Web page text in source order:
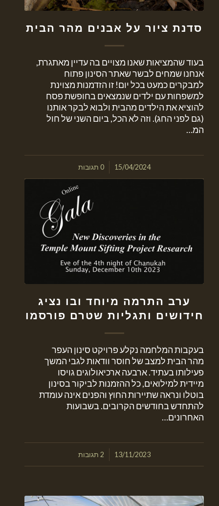
סדנת ציור על אבנים מהר הבית
בעוד שהמציאות שאנו מצויים בה עדיין מאתגרת,
אנחנו שמחים לבשר שאתר הסינון פתוח
למבקרים כמעט בכל יום! זו הזדמנות מצוינת
למשפחות עם ילדים שנמצאים בחופשת פסח
להוציא את הילדים מהבית ולבוא לבקר אותנו
(גם לפני החג). וזה לא הכל, ביום השני של חול
המ…
15/04/2024
/ 0 תגובות
ערב התרמה מיוחד ובו נציג
חידושים ותגליות שטרם פורסמו
בעקבות המלחמה נקלע פרויקט סינון העפר
מהר הבית למצב של חוסר וודאות לגבי המשך
פעילותו בעתיד. ארבעה ארכיאולוגים גויסו
מיידית למילואים, כל ההזמנות לביקור בסינון
בוטלו ונראה שתיירות החוץ והפנים אינה עומדת
להתחדש בחודשים הקרובים. בשבועות
האחרונים…
13/11/2023
/ 2 תגובות